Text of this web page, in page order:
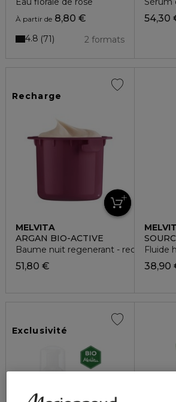
À partir de 8,80 €
2 formats
4.8 71
54,30
Recharge
MELVITA
ARGAN BIO-ACTIVE
Baume nuit regenerant - recharge
51,80 €
Fluide
38,90
Exclusivité